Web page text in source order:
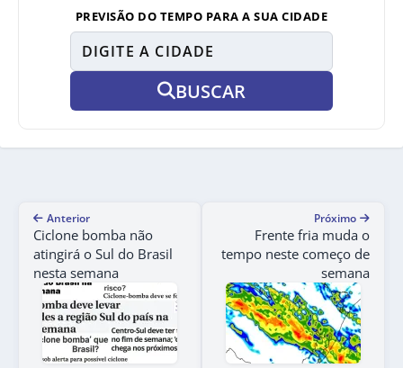
PREVISÃO DO TEMPO PARA A SUA CIDADE
BUSCAR
Anterior
Ciclone bomba não
atingirá o Sul do Brasil
nesta semana
Próximo
Frente fria muda o
tempo neste começo de
semana